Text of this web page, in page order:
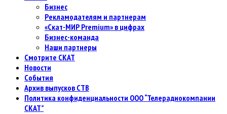
Бизнес
Рекламодателям и партнерам
«Скат-МИР Premium» в цифрах
Бизнес-команда
Наши партнеры
Смотрите СКАТ
Новости
События
Архив выпусков СТВ
Политика конфиденциальности ООО “Телерадиокомпании
СКАТ”